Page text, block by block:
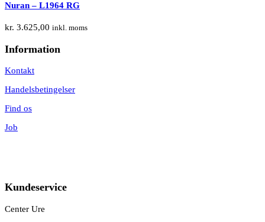
Nuran – L1964 RG
kr. 3.625,00 inkl. moms
Information
Kontakt
Handelsbetingelser
Find os
Job
Kundeservice
Center Ure